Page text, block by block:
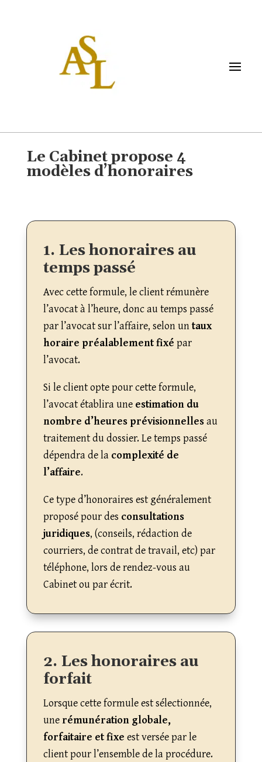
Le Cabinet propose 4
modèles d’honoraires
1. Les honoraires au
temps passé
Avec cette formule, le client rémunère
l’avocat à l’heure, donc au temps passé
par l’avocat sur l’affaire, selon untaux
horaire préalablement fixépar
l’avocat.
Si le client opte pour cette formule,
l’avocat établira uneestimation du
nombre d’heures prévisionnellesau
traitement du dossier. Le temps passé
dépendra de la complexité de
l’affaire.
Ce type d’honoraires est généralement
proposé pour des consultations
juridiques, (conseils, rédaction de
courriers, de contrat de travail, etc) par
téléphone, lors de rendez-vous au
Cabinet ou par écrit.
2. Les honoraires au
forfait
Lorsque cette formule est sélectionnée,
unerémunération globale,
forfaitaire et fixeest versée par le
client pour l’ensemble de la procédure.